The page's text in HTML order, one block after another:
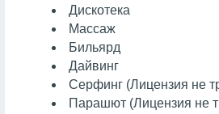
Дискотека
Массаж
Бильярд
Дайвинг
Серфинг (Лицензия не
Парашют (Лицензия не